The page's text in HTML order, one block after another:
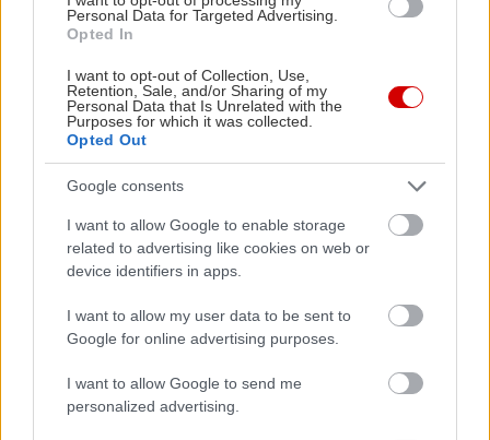
Personal Data for Targeted Advertising.
Opted In
I want to opt-out of Collection, Use,
Retention, Sale, and/or Sharing of my
Personal Data that Is Unrelated with the
Purposes for which it was collected.
Opted Out
Google consents
I want to allow Google to enable storage
related to advertising like cookies on web or
device identifiers in apps.
I want to allow my user data to be sent to
Google for online advertising purposes.
I want to allow Google to send me
personalized advertising.in2life team